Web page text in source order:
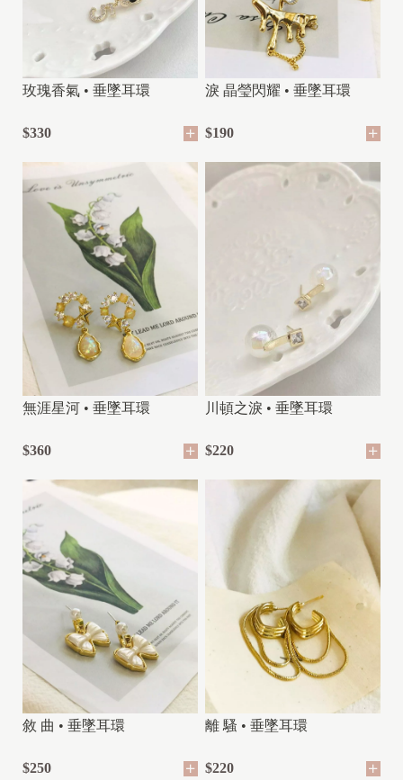
玫瑰香氣 • 垂墜耳環
$330
淚 晶瑩閃耀 • 垂墜耳環
$190
無涯星河 • 垂墜耳環
$360
川頓之淚 • 垂墜耳環
$220
敘 曲 • 垂墜耳環
$250
離 騷 • 垂墜耳環
$220